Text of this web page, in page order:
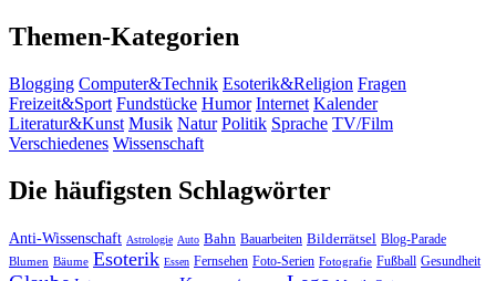
Themen-Kategorien
Blogging Computer&Technik Esoterik&Religion Fragen
Freizeit&Sport Fundstücke Humor Internet Kalender
Literatur&Kunst Musik Natur Politik Sprache TV/Film
Verschiedenes Wissenschaft
Die häufigsten Schlagwörter
Anti-Wissenschaft Astrologie Auto Bahn Bauarbeiten Bilderrätsel Blog-Parade
Blumen Bäume Esoterik Essen Fernsehen Foto-Serien Fotografie Fußball Gesundheit